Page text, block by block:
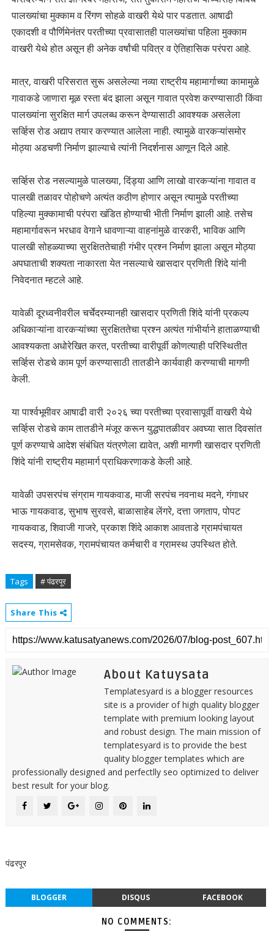
पालख्यांचा मुक्काम व रिंगण सोहळे वाखरी येथे पार पडतात. आषाढी
एकादशी व पौर्णिमेनंतर परतीच्या प्रवासातही पालख्यांचा पहिला मुक्काम
वाखरी येथे होत असून ही अनेक वर्षांची पवित्र व ऐतिहासिक परंपरा आहे.
मात्र, वाखरी परिसरात सुरू असलेल्या नव्या राष्ट्रीय महामार्गाच्या कामामुळे
गावाकडे जाणारा मूळ रस्ता बंद झाला असून गावात प्रवेश करण्यासाठी किंवा
पालख्यांना सुरक्षित मार्ग उपलब्ध करून देण्यासाठी आवश्यक असलेला
सर्व्हिस रोड अद्याप तयार करण्यात आलेला नाही. त्यामुळे वारकऱ्यांसमोर
मोठ्या अडचणी निर्माण झाल्याचे त्यांनी निदर्शनास आणून दिले आहे.
सर्व्हिस रोड नसल्यामुळे पालख्या, दिंड्या आणि लाखो वारकऱ्यांना गावात व
पालखी तळावर पोहोचणे अत्यंत कठीण होणार असून त्यामुळे परतीच्या
पहिल्या मुक्कामाची परंपरा खंडित होण्याची भीती निर्माण झाली आहे. तसेच
महामार्गावरून भरधाव वेगाने धावणाऱ्या वाहनांमुळे वारकरी, भाविक आणि
पालखी सोहळ्याच्या सुरक्षिततेचाही गंभीर प्रश्न निर्माण झाला असून मोठ्या
अपघाताची शक्यता नाकारता येत नसल्याचे खासदार प्रणिती शिंदे यांनी
निवेदनात म्हटले आहे.
यावेळी दूरध्वनीवरील चर्चेदरम्यानही खासदार प्रणिती शिंदे यांनी प्रकल्प
अधिकाऱ्यांना वारकऱ्यांच्या सुरक्षिततेचा प्रश्न अत्यंत गांभीर्याने हाताळण्याची
आवश्यकता अधोरेखित करत, परतीच्या वारीपूर्वी कोणत्याही परिस्थितीत
सर्व्हिस रोडचे काम पूर्ण करण्यासाठी तातडीने कार्यवाही करण्याची मागणी
केली.
या पार्श्वभूमीवर आषाढी वारी २०२६ च्या परतीच्या प्रवासापूर्वी वाखरी येथे
सर्व्हिस रोडचे काम तातडीने मंजूर करून युद्धपातळीवर अवघ्या सात दिवसांत
पूर्ण करण्याचे आदेश संबंधित यंत्रणेला द्यावेत, अशी मागणी खासदार प्रणिती
शिंदे यांनी राष्ट्रीय महामार्ग प्राधिकरणाकडे केली आहे.
यावेळी उपसरपंच संग्राम गायकवाड, माजी सरपंच नवनाथ मदने, गंगाधर
भाऊ गायकवाड, सुभाष सुरवसे, बाळासाहेब लेंगरे, दत्ता जगताप, पोपट
गायकवाड, शिवाजी गाजरे, प्रकाश शिंदे आकाश आवताडे ग्रामपंचायत
सदस्य, ग्रामसेवक, ग्रामपंचायत कर्मचारी व ग्रामस्थ उपस्थित होते.
Tags # पंढरपूर
Share This
About Katuysata
Templatesyard is a blogger resources
site is a provider of high quality blogger
template with premium looking layout
and robust design. The main mission of
templatesyard is to provide the best
quality blogger templates which are
professionally designed and perfectlly seo optimized to deliver
best result for your blog.
पंढरपूर
BLOGGER DISQUS FACEBOOK
NO COMMENTS: